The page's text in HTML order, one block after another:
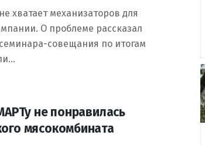
хватает механизаторов для
О проблеме рассказал
совещания по итогам
не понравилась
мясокомбината